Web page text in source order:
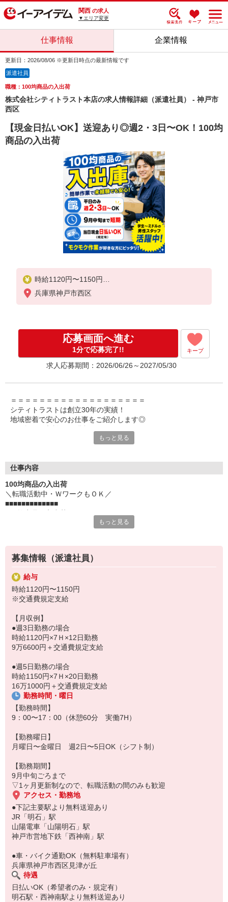
関西 の求人
▼エリア変更
仕事情報 企業情報
更新日：2026/08/06 ※更新日時点の最新情報です
派遣社員
職種：100均商品の入出荷
株式会社シティトラスト本店の求人情報詳細（派遣社員） - 神戸市
西区
【現金日払いOK】送迎あり◎週2・3日〜OK！100均
商品の入出荷
時給1120円〜1150円
※交通費規定支給
時給1120円×7Ｈ×12日勤務
9万6600円＋交通費規定支給
●週5日勤務の場合
時給1150円×7Ｈ×20日勤務
兵庫県神戸市西区
応募画面へ進む
1分で応募完了!! キープ
求人応募期間：2026/06/26～2027/05/30
＝＝＝＝＝＝＝＝＝＝＝＝＝＝＝＝＝＝＝
シティトラストは創立30年の実績！
地域密着で安心のお仕事をご紹介します◎
＝＝＝＝＝＝＝＝＝＝＝＝＝＝＝＝＝＝＝
〇交通費規定支給
★例えばこんな方が活躍中★
●日勤のみでお仕事をされたい方
●しばらくお仕事から離れていた主婦（主夫）でいきなり正社員
●急ぎでお仕事したい方
●週3日〜お仕事希望の方
●神戸市・明石市・三木市・加古川市などがら通勤可能なお仕事
を探されている方
●JR沿線・山陽電車沿線・地下鉄沿線・神戸電鉄沿線から通勤可
能なお仕事を探されている方
もっと見る
仕事内容
100均商品の入出荷
＼転職活動中・ＷワークもＯＫ／
■■■■■■■■■■■■■
入庫・出荷スタッフを大募集♪
人気の100均商品やコスメ・メイク用品を扱うので
1年を通してお仕事継続的にあります◎
≪人気のポイント≫
→1ヶ月更新でお休み希望を出せるので
本業との両立も可能です(^^)/
●送迎ありで通勤便利
●未経験OK
→お仕事が初めての方や、時間があいたミドル世代の方も活躍中
●日払いOK
（※定額制・規定あり）
なにかと物入りの新年度、すぐにお給料がほしい方におススメ
まずはお気軽にお問い合わせください(^^)/
ご応募お待ちしております♪
もっと見る
募集情報（派遣社員）
給与
時給1120円〜1150円
※交通費規定支給
【月収例】
●週3日勤務の場合
時給1120円×7Ｈ×12日勤務
9万6600円＋交通費規定支給
●週5日勤務の場合
時給1150円×7Ｈ×20日勤務
16万1000円＋交通費規定支給
勤務時間・曜日
【勤務時間】
9：00〜17：00（休憩60分 実働7H）
【勤務曜日】
月曜日〜金曜日 週2日〜5日OK（シフト制）
【勤務期間】
9月中旬ごろまで
▽1ヶ月更新制なので、転職活動の間のみも歓迎
アクセス・勤務地
●下記主要駅より無料送迎あり
JR「明石」駅
山陽電車「山陽明石」駅
神戸市営地下鉄「西神南」駅
●車・バイク通勤OK（無料駐車場有）
兵庫県神戸市西区見津が丘
待遇
日払いOK（希望者のみ・規定有）
明石駅・西神南駅より無料送迎あり